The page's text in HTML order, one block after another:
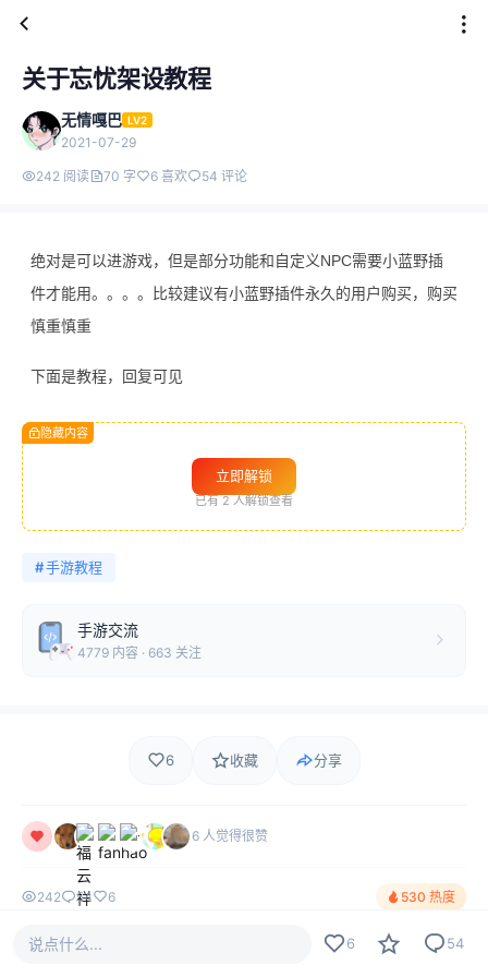
关于忘忧架设教程
无情嘎巴 LV2
2021-07-29
242 阅读 70 字 6 喜欢 54 评论
绝对是可以进游戏，但是部分功能和自定义NPC需要小蓝野插
件才能用。。。。比较建议有小蓝野插件永久的用户购买，购买
慎重慎重
下面是教程，回复可见
隐藏内容
立即解锁
已有 2 人解锁查看
#手游教程
手游交流
4779 内容 · 663 关注
6 收藏 分享
6 人觉得很赞
242 54 6 530 热度
说点什么... 6 54